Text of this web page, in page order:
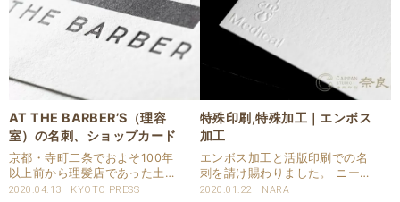
AT THE BARBER’S（理容
室）の名刺、ショップカード
京都・寺町二条でおよそ100年
以上前から理髪店であった土地
を引き継ぎ、新規ご開業された
2020.04.13 KYOTO PRESS
特殊印刷,特殊加工｜エンボス
加工
エンボス加工と活版印刷での名
刺を請け賜わりました。 ニーナ
コットン スノーホワイトを使用
2020.01.22 NARA